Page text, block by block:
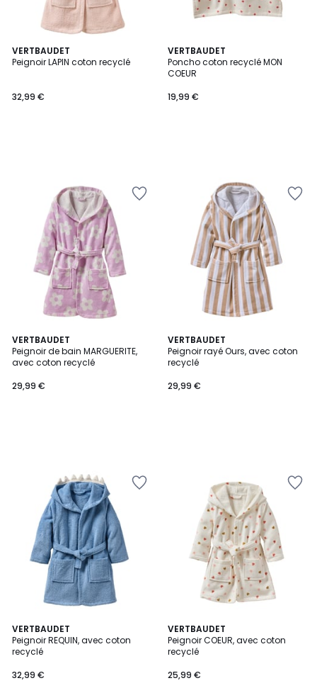
VERTBAUDET
Peignoir LAPIN coton recyclé
32,99 €
VERTBAUDET
Poncho coton recyclé MON
COEUR
19,99 €
VERTBAUDET
Peignoir de bain MARGUERITE,
avec coton recyclé
29,99 €
VERTBAUDET
Peignoir rayé Ours, avec coton
recyclé
29,99 €
VERTBAUDET
Peignoir REQUIN, avec coton
recyclé
32,99 €
VERTBAUDET
Peignoir COEUR, avec coton
recyclé
25,99 €